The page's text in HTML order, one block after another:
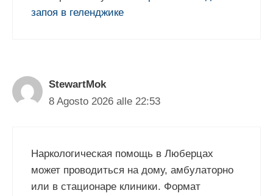
запоя в геленджике
StewartMok
8 Agosto 2026 alle 22:53
Наркологическая помощь в Люберцах
может проводиться на дому, амбулаторно
или в стационаре клиники. Формат